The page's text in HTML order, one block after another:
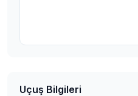
Uçuş Bilgileri